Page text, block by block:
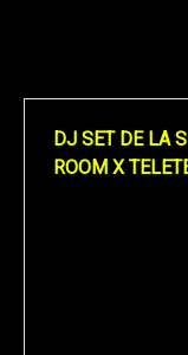
DJ SET DE LA
ROOM X